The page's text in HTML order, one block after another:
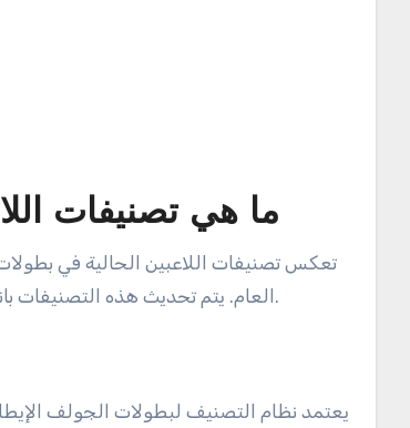
ما هي تصنيفات
تعكس تصنيفات اللاعبين الحالية في
العام. يتم تحديث هذه التصنيفات بانتظام بناءً على نتائج اللاعبين، مما يتيح للجماهير واللاعبين تتبع مراكزهم في الرياضة.
يعتمد نظام التصنيف لبطولات الجولف